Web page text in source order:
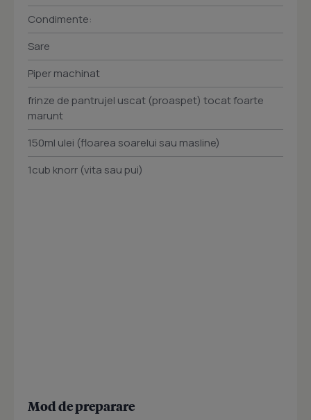
Condimente:
Sare
Piper machinat
frinze de pantrujel uscat (proaspet) tocat foarte
marunt
150ml ulei (floarea soarelui sau masline)
1cub knorr (vita sau pui)
Mod de preparare